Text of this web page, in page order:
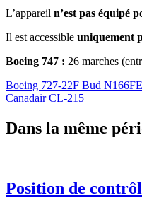
L’appareil n’est pas équipé
Il est accessible uniquement
Boeing 747 : 26 marches
Boeing 727-22F Bud
Canadair CL-215
Dans la même
Position de